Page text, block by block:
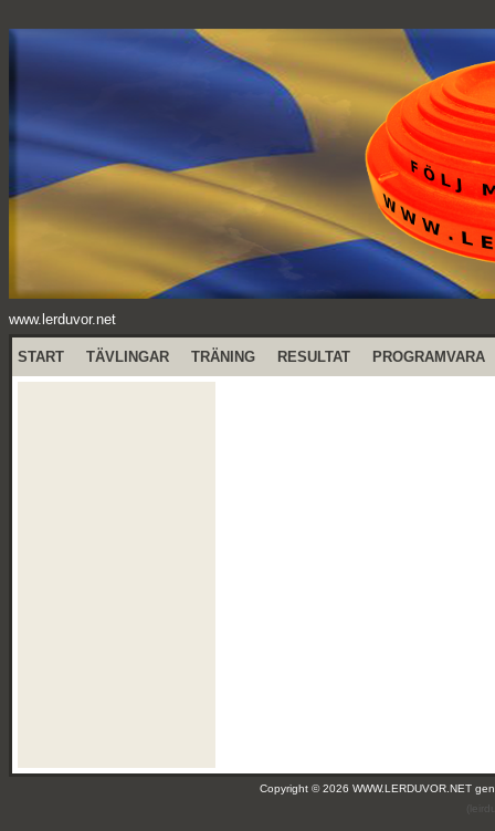
www.lerduvor.net
START TÄVLINGAR TRÄNING RESULTAT PROGRAMVARA
Copyright © 2026 WWW.LERDUVOR.NET